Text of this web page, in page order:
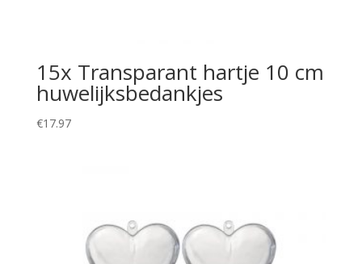
15x Transparant hartje 10 cm
huwelijksbedankjes
€17.97